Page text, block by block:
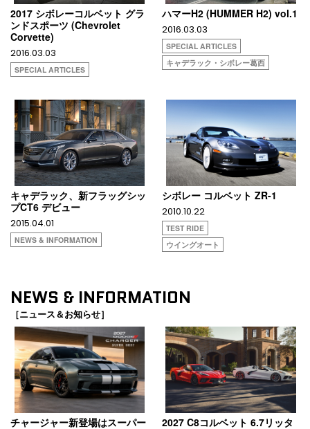
2017 シボレーコルベット グラ
ンドスポーツ (Chevrolet
Corvette)
2016.03.03
SPECIAL ARTICLES
ハマーH2 (HUMMER H2) vol.1
2016.03.03
SPECIAL ARTICLES
キャデラック・シボレー葛西
キャデラック、新フラッグシッ
プCT6 デビュー
2015.04.01
NEWS & INFORMATION
シボレー コルベット ZR-1
2010.10.22
TEST RIDE
ウイングオート
NEWS & INFORMATION
［ニュース＆お知らせ］
チャージャー新登場はスーパー
2027 C8コルベット 6.7リッタ